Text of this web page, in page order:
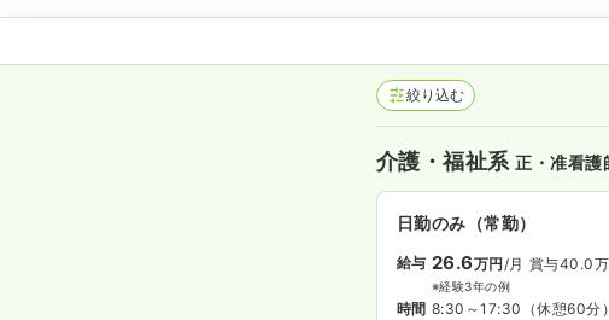
絞り込む
介護・福祉系正・准看護
日勤のみ（常勤）
給与 26.6万円/月 賞与40.0
※経験3年の例
時間 8:30～17:30 （休憩60分）